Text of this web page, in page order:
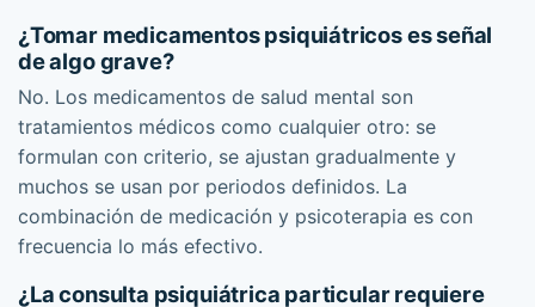
¿Tomar medicamentos psiquiátricos es señal
de algo grave?
No. Los medicamentos de salud mental son
tratamientos médicos como cualquier otro: se
formulan con criterio, se ajustan gradualmente y
muchos se usan por periodos definidos. La
combinación de medicación y psicoterapia es con
frecuencia lo más efectivo.
¿La consulta psiquiátrica particular requiere